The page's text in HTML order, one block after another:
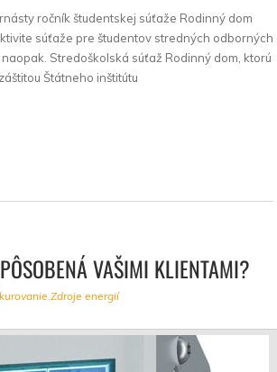
ročník študentskej súťaže Rodinný dom
súťaže pre študentov stredných odborných
Stredoškolská súťaž Rodinný dom, ktorú
Štátneho inštitútu
VAŠIMI KLIENTAMI?
Zdroje energií